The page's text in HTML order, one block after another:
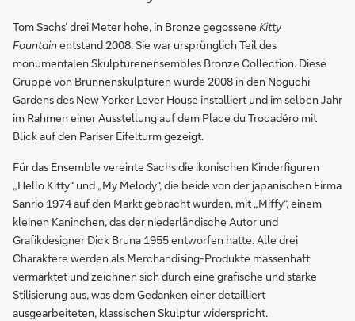
Tom Sachs’ drei Meter hohe, in Bronze gegossene Kitty
Fountainentstand 2008. Sie war ursprünglich Teil des
monumentalen Skulpturenensembles Bronze Collection. Diese
Gruppe von Brunnenskulpturen wurde 2008 in den Noguchi
Gardens des New Yorker Lever House installiert und im selben Jahr
im Rahmen einer Ausstellung auf dem Place du Trocadéro mit
Blick auf den Pariser Eifelturm gezeigt.
Für das Ensemble vereinte Sachs die ikonischen Kinderfiguren
„Hello Kitty“ und „My Melody“, die beide von der japanischen Firma
Sanrio 1974 auf den Markt gebracht wurden, mit „Miffy“, einem
kleinen Kaninchen, das der niederländische Autor und
Grafikdesigner Dick Bruna 1955 entworfen hatte. Alle drei
Charaktere werden als Merchandising-Produkte massenhaft
vermarktet und zeichnen sich durch eine grafische und starke
Stilisierung aus, was dem Gedanken einer detailliert
ausgearbeiteten, klassischen Skulptur widerspricht.